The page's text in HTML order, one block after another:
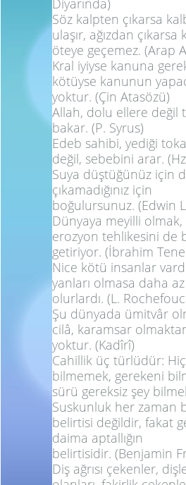
Diyarında)
Söz kalpten çıkarsa
ulaşır, ağızdan çıkarsa
öteye geçemez. (Arap
Kral iyiyse kanuna
kötüyse kanunun
yoktur. (Çin Atasözü)
Allah, dolu ellere değil
bakar. (P. Syrus)
Edeb sahibi, yediği
değil, sebebini arar.
Suya düştüğünüz için
çıkamadığınız için
boğulursunuz. (Edwin
Dünyaya meyilli
erozyon tehlikesini de
getiriyor. (İbrahim
Nice kötü insanlar
yanları olmasa daha
olurlardı. (L.
Şu dünyada ümitvâr
cilâ, karamsar
yoktur. (Kadîrî)
Cahillik üç türlüdür:
bilmemek, gerekeni
sürü gereksiz şey
Suskunluk her zaman
belirtisi değildir, fakat
daima aptallığın
belirtisidir. (Benjamin
Diş ağrısı çekenler,